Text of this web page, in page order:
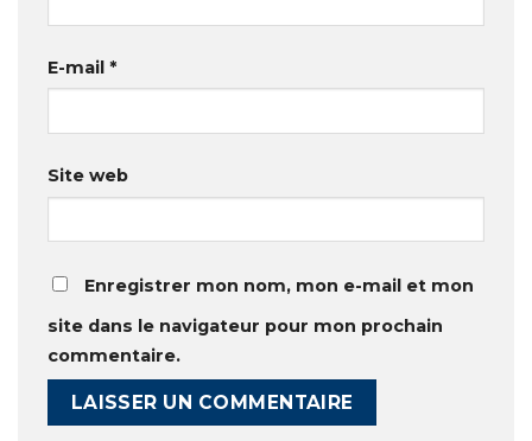
E-mail *
Site web
Enregistrer mon nom, mon e-mail et mon
site dans le navigateur pour mon prochain
commentaire.